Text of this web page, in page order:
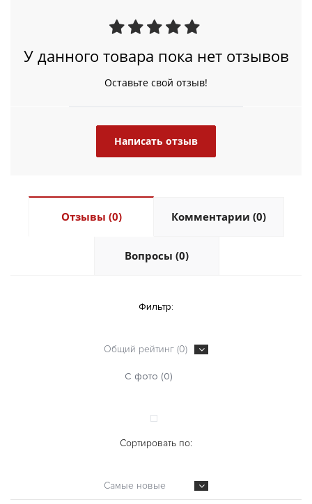
У данного товара пока нет отзывов
Оставьте свой отзыв!
Написать отзыв
Отзывы (0) Комментарии (0)
Вопросы (0)
Фильтр:
Общий рейтинг (0)
С фото (0)
Сортировать по:
Самые новые